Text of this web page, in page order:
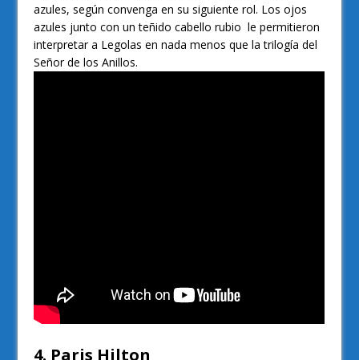
azules, según convenga en su siguiente rol. Los ojos
azules junto con un teñido cabello rubio le permitieron
interpretar a Legolas en nada menos que la trilogía del
Señor de los Anillos.
4. Paris Hilton